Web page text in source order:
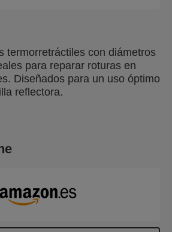
termorretráctiles con diámetros
para reparar roturas en
Diseñados para un uso óptimo
reflectora.